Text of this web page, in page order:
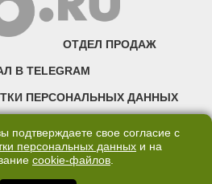
ОТДЕЛ ПРОДАЖ
В TELEGRAM
ПЕРСОНАЛЬНЫХ ДАННЫХ
сообщение, доведение до всеобщего
подтверждаете свое согласие с
персональных данных и на
cookie-файлов.